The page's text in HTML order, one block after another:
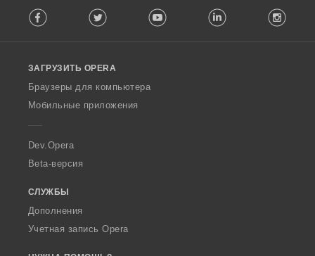
o
w
O
p
a
Facebook Twitter Youtube LinkedIn
ЗАГРУЗИТЬ OPERA
Браузеры для компьютера
Мобильные приложения
Dev.Opera
Beta-версия
СЛУЖБЫ
Дополнения
Учетная запись Opera